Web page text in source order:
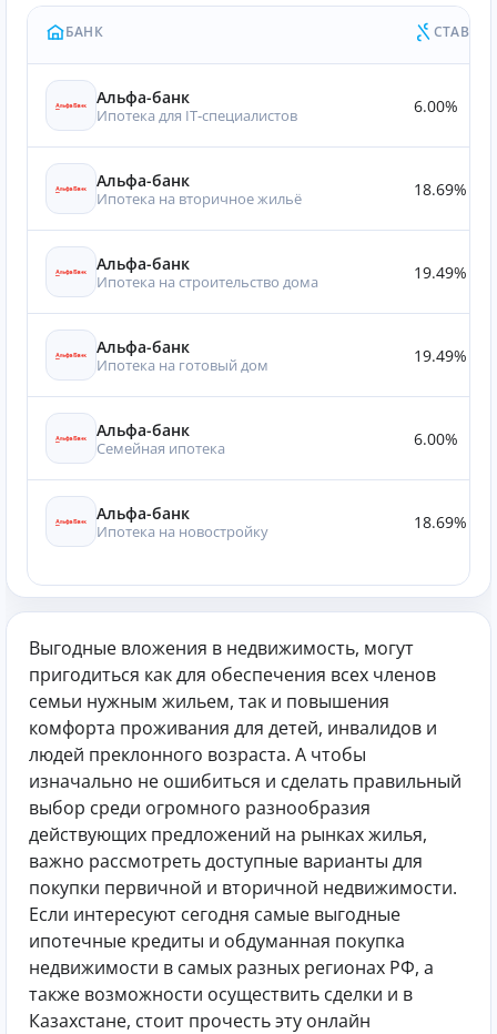
БАНК СТАВКА
Альфа-банк
Ипотека для IT‑специалистов 6.00%
Альфа-банк
Ипотека на вторичное жильё 18.69%
Альфа-банк
Ипотека на строительство дома 19.49%
Альфа-банк
Ипотека на готовый дом 19.49%
Альфа-банк
Семейная ипотека 6.00%
Альфа-банк
Ипотека на новостройку 18.69%
Выгодные вложения в недвижимость, могут
пригодиться как для обеспечения всех членов
семьи нужным жильем, так и повышения
комфорта проживания для детей, инвалидов и
людей преклонного возраста. А чтобы
изначально не ошибиться и сделать правильный
выбор среди огромного разнообразия
действующих предложений на рынках жилья,
важно рассмотреть доступные варианты для
покупки первичной и вторичной недвижимости.
Если интересуют сегодня самые выгодные
ипотечные кредиты и обдуманная покупка
недвижимости в самых разных регионах РФ, а
также возможности осуществить сделки и в
Казахстане, стоит прочесть эту онлайн